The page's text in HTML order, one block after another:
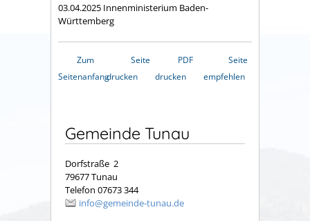
03.04.2025 Innenministerium Baden-
Württemberg
Zum
Seitenanfang
Seite
drucken
PDF
drucken
Seite
empfehlen
Gemeinde Tunau
Dorfstraße 2
79677 Tunau
Telefon 07673 344
info@gemeinde-tunau.de